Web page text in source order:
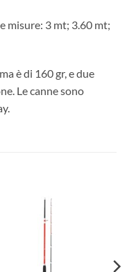
misure: 3 mt; 3.60 mt;
è di 160 gr, e due
Le canne sono